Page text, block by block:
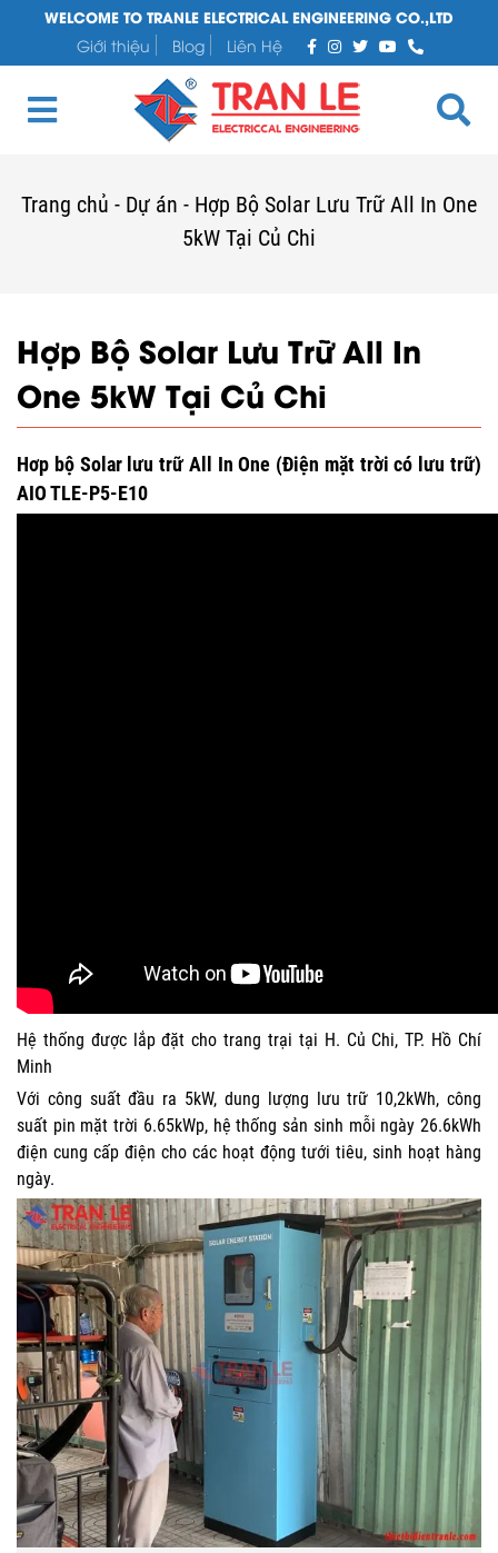
WELCOME TO TRANLE ELECTRICAL ENGINEERING CO.,LTD
Giới thiệu
Blog Liên Hệ
Trang chủ - Dự án - Hợp Bộ Solar Lưu Trữ All In One
5kW Tại Củ Chi
Hợp Bộ Solar Lưu Trữ All In
One 5kW Tại Củ Chi
Hơp bộ Solar lưu trữ All In One (Điện mặt trời có lưu trữ)
AIO TLE-P5-E10
Hệ thống được lắp đặt cho trang trại tại H. Củ Chi, TP. Hồ Chí
Minh
Với công suất đầu ra 5kW, dung lượng lưu trữ 10,2kWh, công
suất pin mặt trời 6.65kWp, hệ thống sản sinh mỗi ngày 26.6kWh
điện cung cấp điện cho các hoạt động tưới tiêu, sinh hoạt hàng
ngày.